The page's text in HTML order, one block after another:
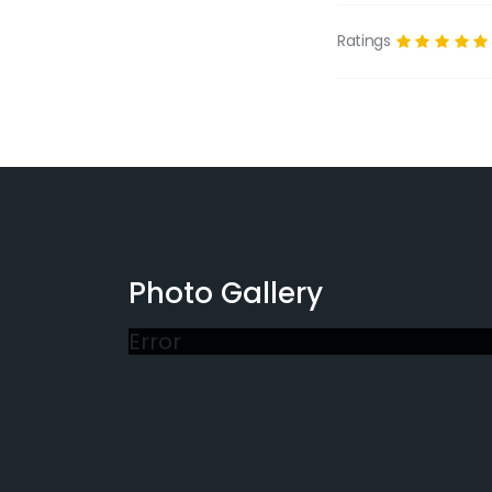
Ratings
Photo Gallery
Error